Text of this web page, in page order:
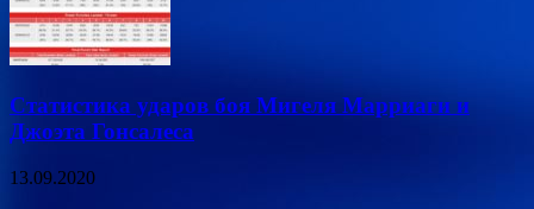
Статистика ударов боя Мигеля Марриаги и
Джоэта Гонсалеса
13.09.2020